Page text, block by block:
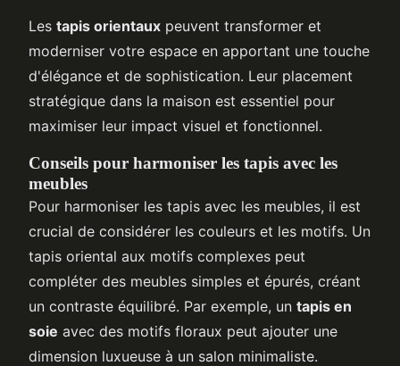
Les tapis orientaux peuvent transformer et
moderniser votre espace en apportant une touche
d'élégance et de sophistication. Leur placement
stratégique dans la maison est essentiel pour
maximiser leur impact visuel et fonctionnel.
Conseils pour harmoniser les tapis avec les
meubles
Pour harmoniser les tapis avec les meubles, il est
crucial de considérer les couleurs et les motifs. Un
tapis oriental aux motifs complexes peut
compléter des meubles simples et épurés, créant
un contraste équilibré. Par exemple, un tapis en
soie avec des motifs floraux peut ajouter une
dimension luxueuse à un salon minimaliste.